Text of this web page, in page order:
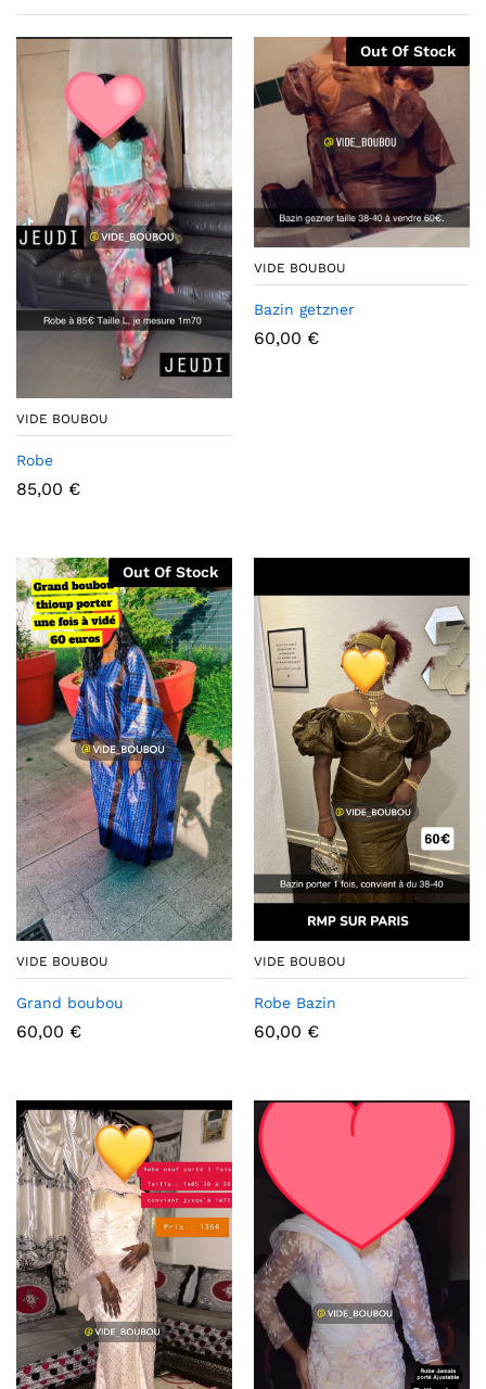
VIDE BOUBOU
Robe
85,00 €
Out Of Stock
VIDE BOUBOU
Bazin getzner
60,00 €
Out Of Stock
VIDE BOUBOU
Grand boubou
60,00 €
VIDE BOUBOU
Robe Bazin
60,00 €